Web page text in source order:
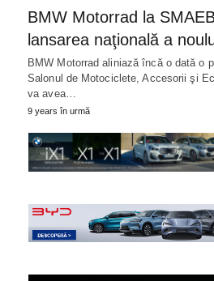
BMW Motorrad la
lansarea naţională a
BMW Motorrad aliniază încă o dată o
Salonul de Motociclete, Accesorii şi
va avea…
9 years în urmă